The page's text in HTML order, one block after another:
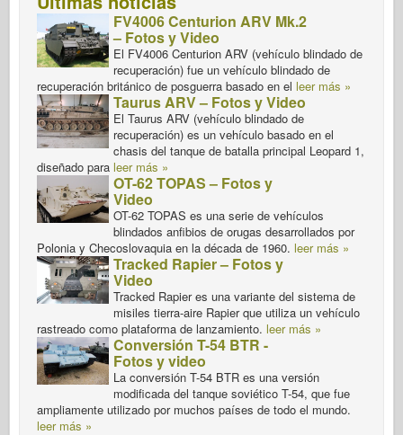
FV4006 Centurion ARV Mk.2
– Fotos y Video
El FV4006 Centurion ARV (vehículo blindado de
recuperación) fue un vehículo blindado de
recuperación británico de posguerra basado en el leer más »
Taurus ARV – Fotos y Video
El Taurus ARV (vehículo blindado de
recuperación) es un vehículo basado en el
chasis del tanque de batalla principal Leopard 1,
diseñado para leer más »
OT-62 TOPAS – Fotos y
Video
OT-62 TOPAS es una serie de vehículos
blindados anfibios de orugas desarrollados por
Polonia y Checoslovaquia en la década de 1960. leer más »
Tracked Rapier – Fotos y
Video
Tracked Rapier es una variante del sistema de
misiles tierra-aire Rapier que utiliza un vehículo
rastreado como plataforma de lanzamiento. leer más »
Conversión T-54 BTR -
Fotos y video
La conversión T-54 BTR es una versión
modificada del tanque soviético T-54, que fue
ampliamente utilizado por muchos países de todo el mundo.
leer más »